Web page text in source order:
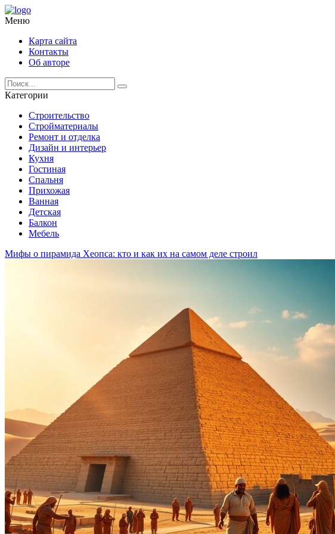
Меню
Карта сайта
Контакты
Об авторе
Категории
Строительство
Стройматериалы
Ремонт и отделка
Дизайн и интерьер
Кухня
Гостиная
Спальня
Прихожая
Ванная
Детская
Балкон
Мебель
Мифы о пирамида Хеопса: кто и как их на самом деле строил